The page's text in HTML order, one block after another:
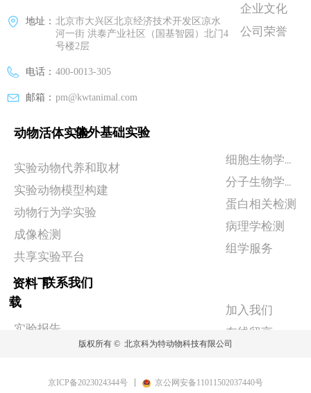
地址： 北京市大兴区北京经济技术开发区凉水
河一街 洪泰产业社区（国基智园）北门4
号楼2层
电话： 400-0013-305
邮箱： pm@kwtanimal.com
体外基础实验
细胞生物学实验
分子生物学检测
蛋白相关检测
病理学检测
组学服务
实验报告
联系我们
加入我们
在线留言
企业文化
公司荣誉
实验动物代养和取材
实验动物模型构建
动物行为学实验
成像检测
共享实验平台
动物活体实验
资料下
载
版权所有 © 北京科为特动物科技有限公司
京ICP备2023024344号 京公网安备11011502037440号